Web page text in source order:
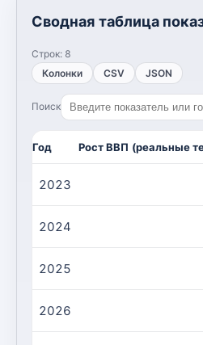
Сводная таблица
Строк: 8
Колонки
CSV JSON
Поиск
Год Рост ВВП (реальные
2023
2024
2025
2026